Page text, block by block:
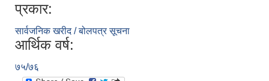
प्रकार:
सार्वजनिक खरीद / बोलपत्र सूचना
आर्थिक वर्ष:
७५/७६